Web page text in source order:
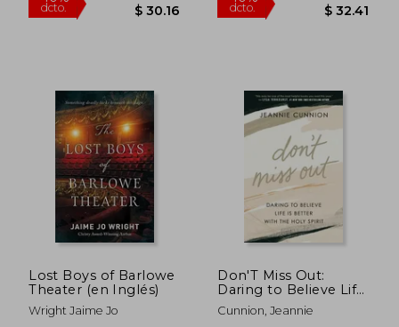
40%
dcto. $ 30.16
45%
dcto.
Lost Boys of Barlowe
Theater (en Inglés)
Wright Jaime Jo
Don'T Miss Out:
Daring to Believe Life
is Better With the
Holy Spirit (en Inglés)
Cunnion, Jeannie